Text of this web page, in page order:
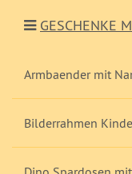
GESCHENKE
Armbaender mit
Bilderrahmen